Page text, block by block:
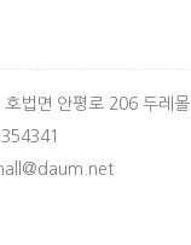
호법면 안평로 206 두레몰